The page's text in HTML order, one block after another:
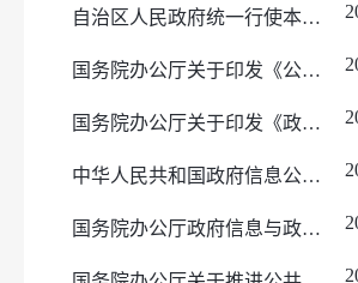
自治区人民政府统一行使本级行政复议职责有关事项的通告
国务院办公厅关于印发《公共企事业单位信息公开规定制定办法》的通知
国务院办公厅关于印发《政府信息公开信息处理费管理办法》的通知
中华人民共和国政府信息公开条例
国务院办公厅政府信息与政务公开办公室关于机构改革后政府信息公开 申请办理问题的解释